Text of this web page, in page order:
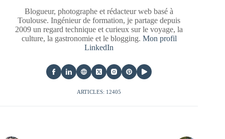
Blogueur, photographe et rédacteur web basé à
Toulouse. Ingénieur de formation, je partage depuis
2009 un regard technique et curieux sur le voyage, la
culture, la gastronomie et le blogging. Mon profil
LinkedIn
ARTICLES: 12405